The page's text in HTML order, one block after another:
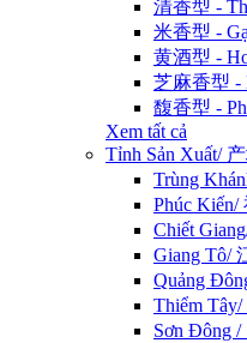
清香型 -
米香型 -
黄酒型 -
芝麻香型 -
馥香型 -
Xem tất cả
Tỉnh Sản Xuất/
Trùng
Phúc Kiến/
Chiết
Giang Tô/
Quảng
Thiểm Tây/
Sơn Đông /